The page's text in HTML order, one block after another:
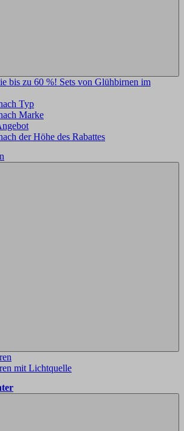
bis zu 60 %! Sets von Glühbirnen im
Typ
Marke
der Höhe des Rabattes
mit Lichtquelle